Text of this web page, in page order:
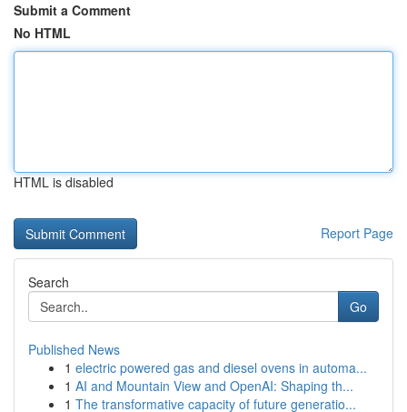
Submit a Comment
No HTML
HTML is disabled
Report Page
Search
Go
Published News
1 electric powered gas and diesel ovens in automa...
1 AI and Mountain View and OpenAI: Shaping th...
1 The transformative capacity of future generatio...